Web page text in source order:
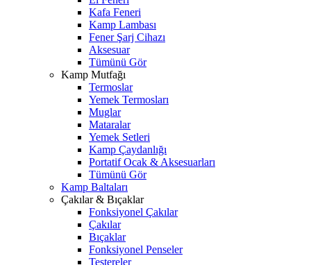
Kafa Feneri
Kamp Lambası
Fener Şarj Cihazı
Aksesuar
Tümünü Gör
Kamp Mutfağı
Termoslar
Yemek Termosları
Muglar
Mataralar
Yemek Setleri
Kamp Çaydanlığı
Portatif Ocak & Aksesuarları
Tümünü Gör
Kamp Baltaları
Çakılar & Bıçaklar
Fonksiyonel Çakılar
Çakılar
Bıçaklar
Fonksiyonel Penseler
Testereler